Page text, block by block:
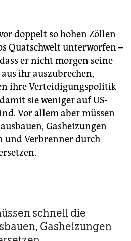
doppelt so hohen Zöllen
Quatschwelt unterworfen –
er nicht morgen seine
ihr auszubrechen,
ihre Verteidigungspolitik
sie weniger auf US-
Vor allem aber müssen
Gasheizungen
und Verbrenner durch
schnell die
Gasheizungen